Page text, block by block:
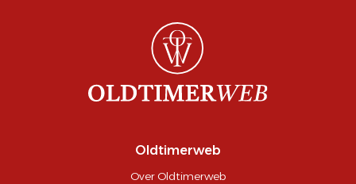
Oldtimerweb
Over Oldtimerweb